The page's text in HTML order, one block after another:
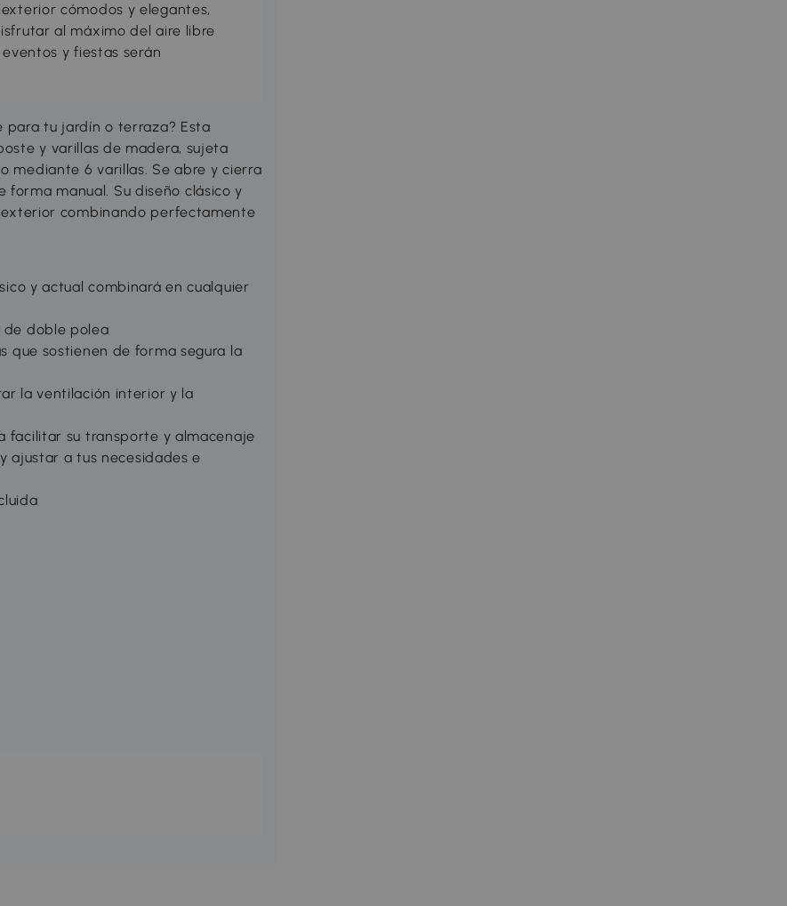
cómodos y elegantes,
al máximo del aire libre
y fiestas serán
para tu jardín o terraza? Esta
y varillas de madera, sujeta
mediante 6 varillas. Se abre y cierra
manual. Su diseño clásico y
combinando perfectamente
y actual combinará en cualquier
de doble polea
que sostienen de forma segura la
la ventilación interior y la
facilitar su transporte y almacenaje
ajustar a tus necesidades e